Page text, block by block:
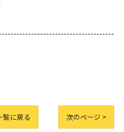
覧に戻る 次のページ >